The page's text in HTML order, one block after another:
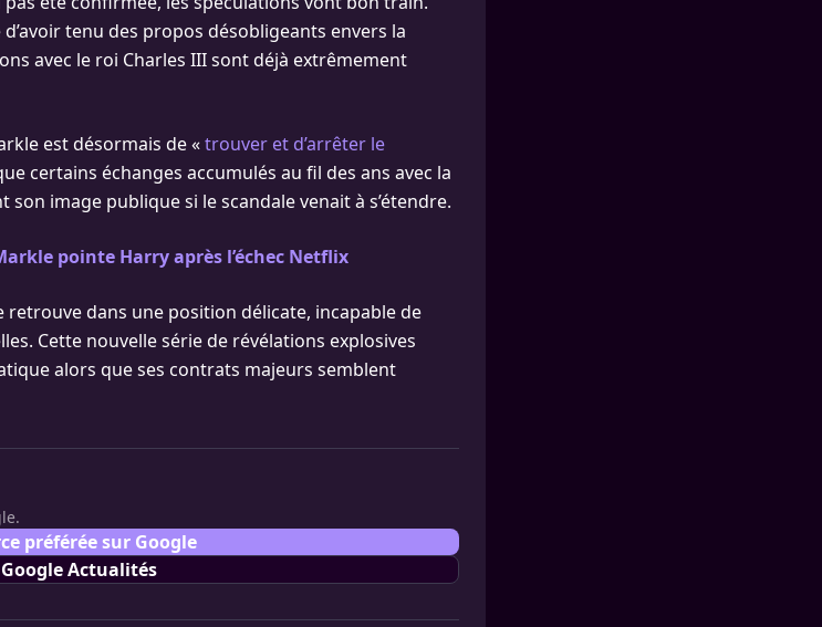
tenu des propos désobligeants envers la
avec le roi Charles III sont déjà extrêmement
est désormais de «trouver et d’arrêter le
certains échanges accumulés au fil des ans avec la
image publique si le scandale venait à s’étendre.
pointe Harry après l’échec Netflix
retrouve dans une position délicate, incapable de
Cette nouvelle série de révélations explosives
alors que ses contrats majeurs semblent
préférée sur Google
Google Actualités